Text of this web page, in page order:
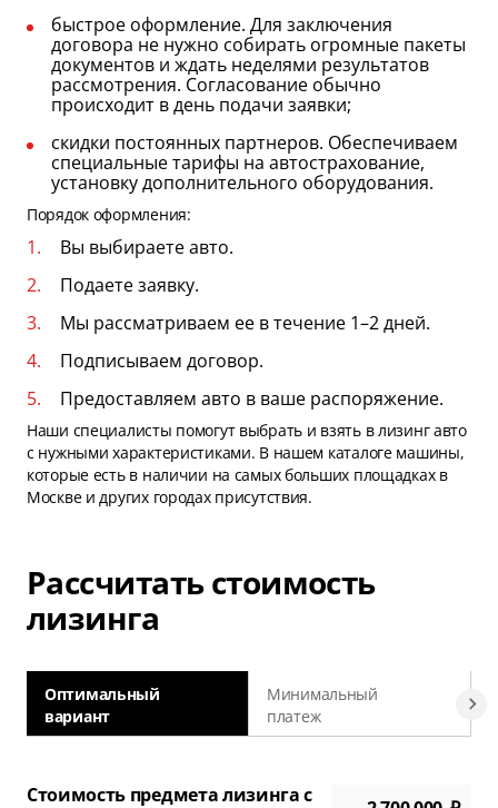
быстрое оформление. Для заключения
договора не нужно собирать огромные пакеты
документов и ждать неделями результатов
рассмотрения. Согласование обычно
происходит в день подачи заявки;
скидки постоянных партнеров. Обеспечиваем
специальные тарифы на автострахование,
установку дополнительного оборудования.
Порядок оформления:
Вы выбираете авто.
Подаете заявку.
Мы рассматриваем ее в течение 1–2 дней.
Подписываем договор.
Предоставляем авто в ваше распоряжение.
Наши специалисты помогут выбрать и взять в лизинг авто
с нужными характеристиками. В нашем каталоге машины,
которые есть в наличии на самых больших площадках в
Москве и других городах присутствия.
Рассчитать стоимость
лизинга
Оптимальный
вариант
Минимальный
платеж
Стоимость предмета лизинга с